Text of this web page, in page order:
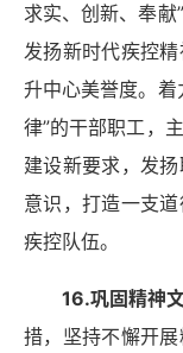
求实、创新、奉
发扬新时代疾控
升中心美誉度。着
律”的干部职工，
建设新要求，发
意识，打造一支
疾控队伍。
16.巩固精神
措，坚持不懈开